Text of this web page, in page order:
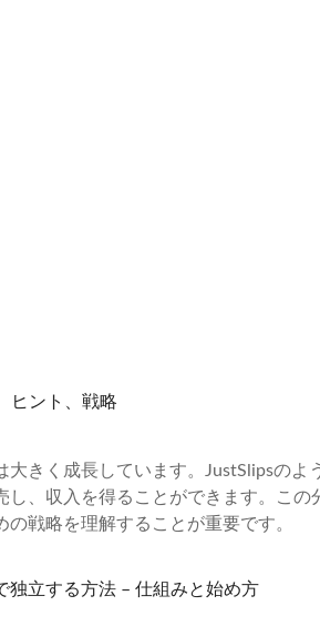
ヒント、戦略
大きく成長しています。JustSlipsの
し、収入を得ることができます。こ
戦略を理解することが重要です。